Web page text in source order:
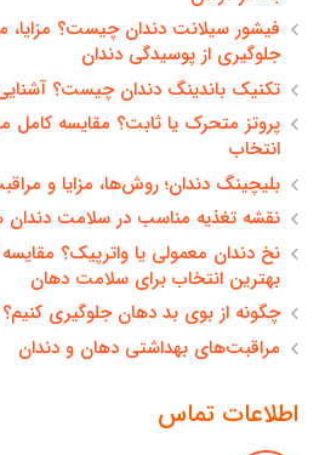
فیشور سیلانت دندان چیست؟
جلوگیری از پوسیدگی دندان
تکنیک باندینگ دندان چیست؟
پروتز متحرک یا ثابت؟ مقایسه کامل
انتخاب
بلیچینگ دندان؛ روش‌ها، مزایا و
نقشه تغذیه مناسب در سلامت دندان
نخ دندان معمولی یا واترپیک؟
بهترین انتخاب برای سلامت دهان
چگونه از بوی بد دهان جلوگیری کنیم؟
مراقبت‌های بهداشتی دهان و دندان
اطلاعات تماس